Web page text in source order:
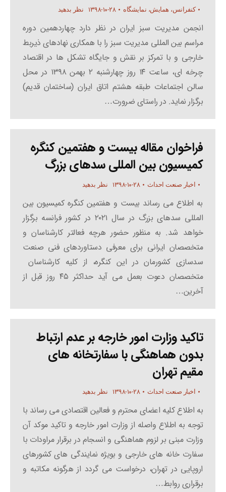
کنفرانس، همایش، نمایشگاه ۱۳۹۸-۱۰-۲۸ نظر بدهید
انجمن مدیریت سبز ایران در نظر دارد چهاردهمین دوره
مراسم بین المللی مدیریت سبز را با همکاری نهادهای ذیربط
خارجی و با تمرکز بر نقش و جایگاه تشکل ها در اقتصاد
چرخه ای، ساعت ۱۴ روز چهارشنبه ۲ بهمن ۱۳۹۸ در محل
سالن اجتماعات طبقه هشتم اتاق ایران (ساختمان قدیم)
برگزار نماید. در راستای ضرورت…
فراخوان مقاله بیست و هفتمین کنگره
کمیسیون بین المللی سدهای بزرگ
اخبار صنعت احداث ۱۳۹۸-۱۰-۲۸ نظر بدهید
به اطلاع می رساند بیست و هفتمین کنگره کمیسیون بین
المللی سدهای بزرگ در سال ۲۰۲۱ در کشور فرانسه برگزار
خواهد شد. به منظور حضور هرچه فعالتر کارشناسان و
متخصصان ایرانی برای معرفی دستاوردهای فنی صنعت
سدسازی کشورمان در این کنگره، از کلیه کارشناسان
متخصصان دعوت بعمل می آید حداکثر ۴۵ روز قبل از
آخرین…
تاکید وزارت امور خارجه بر عدم ارتباط
بدون هماهنگی با سفارتخانه های
مقیم تهران
اخبار صنعت احداث ۱۳۹۸-۱۰-۲۸ نظر بدهید
به اطلاع کلیه اعضای محترم و فعالین اقتصادی می رساند با
توجه به اطلاع واصله از وزارت امور خارجه و تاکید موکد آن
وزارت مبنی بر لزوم هماهنگی و انسجام در برقرار مراودات با
سفارت خانه های خارجی و بویژه نمایندگی های کشورهای
اروپایی در تهران، درخواست می گردد از هرگونه مکاتبه و
برقراری روابط…